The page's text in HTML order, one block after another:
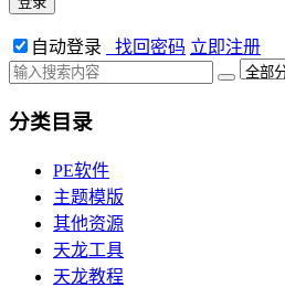
自动登录 找回密码 立即注册
分类目录
PE软件
主题模版
其他资源
天龙工具
天龙教程